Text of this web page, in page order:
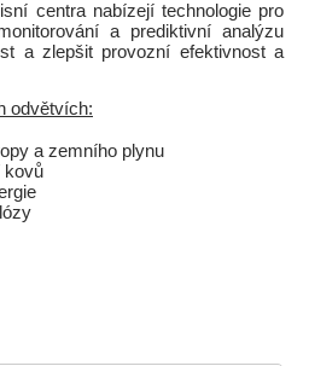
centra nabízejí technologie pro
a prediktivní analýzu
a zlepšit provozní efektivnost a
odvětvích:
a zemního plynu
kovů